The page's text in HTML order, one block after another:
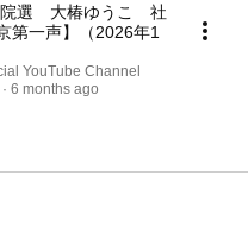
院選 大椿ゆうこ 社
第一声】（2026年1
YouTube Channel
6 months ago